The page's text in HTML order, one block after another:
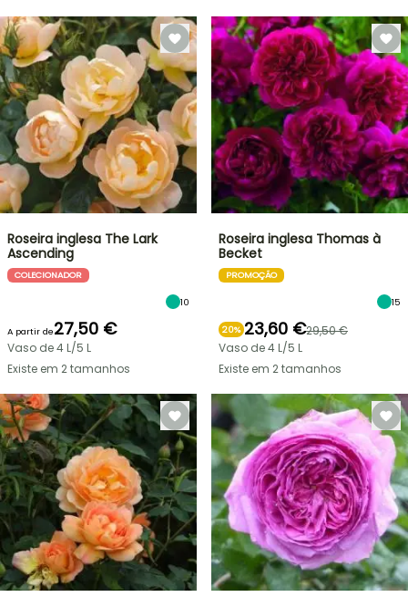
Roseira inglesa The Lark
Ascending
COLECIONADOR
10
A partir de27,50 €
Vaso de 4 L/5 L
Existe em 2 tamanhos
Roseira inglesa Thomas à
Becket
PROMOÇÃO
15
20% 23,60 €29,50 €
Vaso de 4 L/5 L
Existe em 2 tamanhos